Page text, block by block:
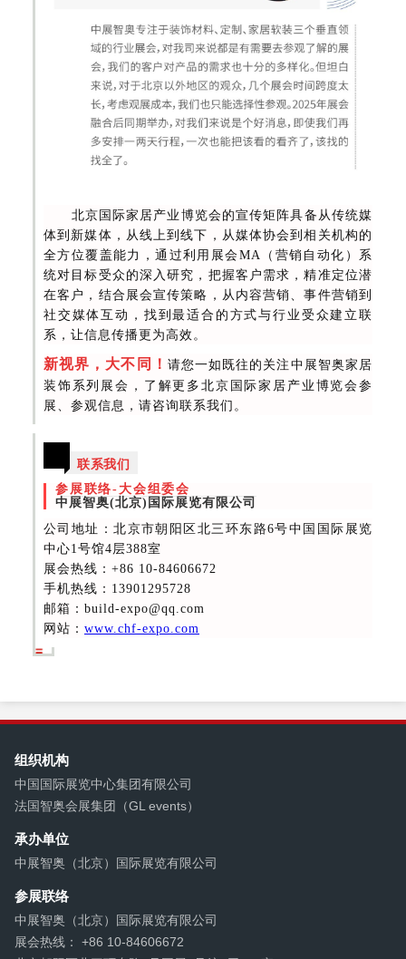
北京国际家居产业博览会的宣传矩阵具备从传统媒
体到新媒体，从线上到线下，从媒体协会到相关机构的
全方位覆盖能力，通过利用展会MA（营销自动化）系
统对目标受众的深入研究，把握客户需求，精准定位潜
在客户，结合展会宣传策略，从内容营销、事件营销到
社交媒体互动，找到最适合的方式与行业受众建立联
系，让信息传播更为高效。
新视界，大不同！ 请您一如既往的关注中展智奥家居
装饰系列展会，了解更多北京国际家居产业博览会参
展、参观信息，请咨询联系我们。
联系我们
参展联络-大会组委会
中展智奥(北京)国际展览有限公司
公司地址：北京市朝阳区北三环东路6号中国国际展览
中心1号馆4层388室
展会热线 ：+86 10-84606672
手机热线：13901295728
邮箱：build-expo@qq.com
网站： www.chf-expo.com
组织机构
中国国际展览中心集团有限公司
法国智奥会展集团（GL events）
承办单位
中展智奥（北京）国际展览有限公司
参展联络
中展智奥（北京）国际展览有限公司
展会热线： +86 10-84606672